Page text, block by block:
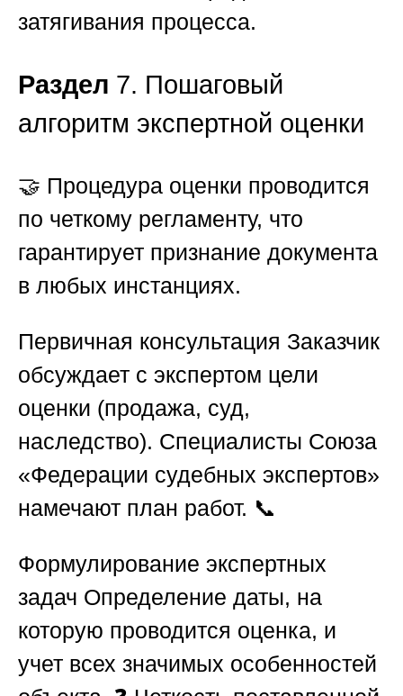
затягивания процесса.
Раздел 7. Пошаговый
алгоритм экспертной оценки
🤝 Процедура оценки проводится
по четкому регламенту, что
гарантирует признание документа
в любых инстанциях.
Первичная консультация Заказчик
обсуждает с экспертом цели
оценки (продажа, суд,
наследство). Специалисты Союза
«Федерации судебных экспертов»
намечают план работ. 📞
Формулирование экспертных
задач Определение даты, на
которую проводится оценка, и
учет всех значимых особенностей